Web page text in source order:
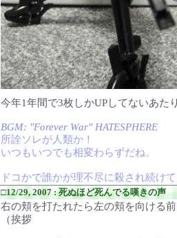
今年1年間で3枚しかUPしてないあた
BGM: "Forever War" HATESPHERE
所詮ソレが人類か！
いつもいつでも相変わらずだね。
ドコかで誰かが理不尽に殺され続け
□12/29, 2007 : 死ぬほど死んでる嘆きの声
右の頬を打たれたら左の頬を向ける
（挨拶